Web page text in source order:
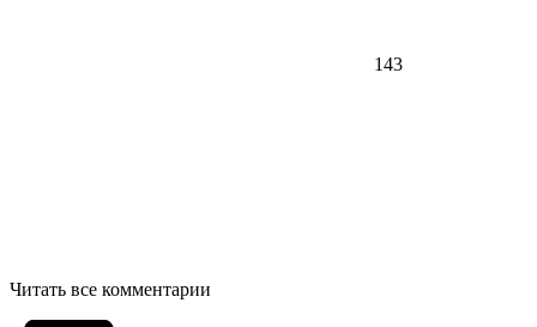
143
Читать все комментарии